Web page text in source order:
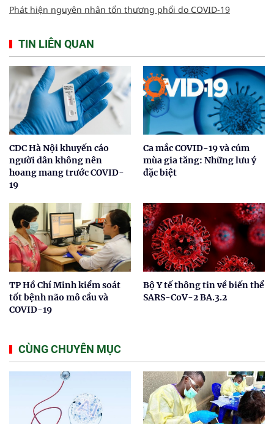
Phát hiện nguyên nhân tổn thương phổi do COVID-19
TIN LIÊN QUAN
CDC Hà Nội khuyến cáo
người dân không nên
hoang mang trước COVID-
19
Ca mắc COVID-19 và cúm
mùa gia tăng: Những lưu ý
đặc biệt
TP Hồ Chí Minh kiểm soát
tốt bệnh não mô cầu và
COVID-19
Bộ Y tế thông tin về biến thể
SARS-CoV-2 BA.3.2
CÙNG CHUYÊN MỤC